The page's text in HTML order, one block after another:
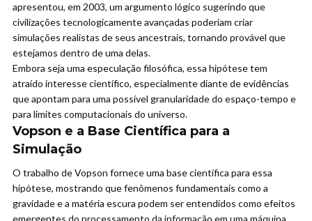
apresentou, em 2003, um argumento lógico sugerindo que
civilizações tecnologicamente avançadas poderiam criar
simulações realistas de seus ancestrais, tornando provável que
estejamos dentro de uma delas.
Embora seja uma especulação filosófica, essa hipótese tem
atraído interesse científico, especialmente diante de evidências
que apontam para uma possível granularidade do espaço-tempo e
para limites computacionais do universo.
Vopson e a Base Científica para a
Simulação
O trabalho de Vopson fornece uma base científica para essa
hipótese, mostrando que fenômenos fundamentais como a
gravidade e a matéria escura podem ser entendidos como efeitos